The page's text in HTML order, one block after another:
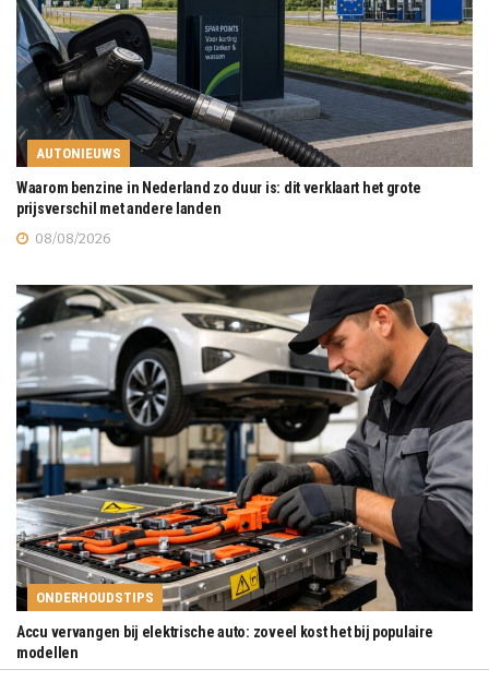
AUTONIEUWS
Waarom benzine in Nederland zo duur is: dit verklaart het grote
prijsverschil met andere landen
08/08/2026
ONDERHOUDSTIPS
Accu vervangen bij elektrische auto: zoveel kost het bij populaire
modellen